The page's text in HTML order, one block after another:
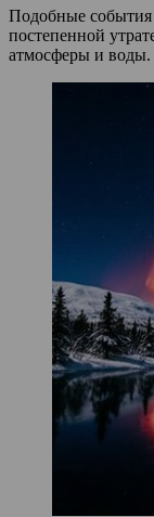
Подобные события
постепенной
атмосферы и воды.